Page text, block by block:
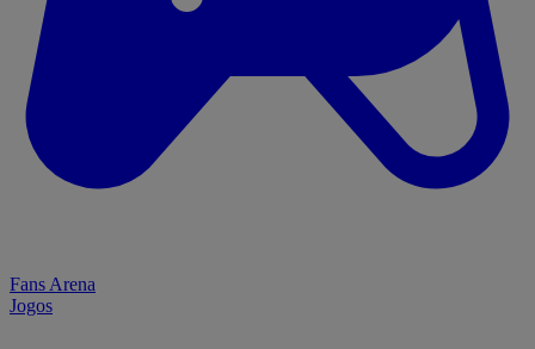
Fans Arena
Jogos